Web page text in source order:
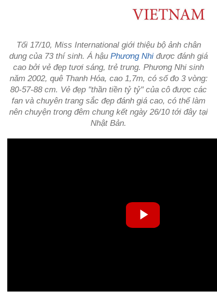
Tối 17/10, Miss International giới thiệu bộ ảnh chân
dung của 73 thí sinh. Á hậu Phương Nhi được đánh giá
cao bởi vẻ đẹp tươi sáng, trẻ trung. Phương Nhi sinh
năm 2002, quê Thanh Hóa, cao 1,7m, có số đo 3 vòng:
80-57-88 cm. Vẻ đẹp "thần tiền tỷ tỷ" của cô được các
fan và chuyên trang sắc đẹp đánh giá cao, có thể làm
nên chuyện trong đêm chung kết ngày 26/10 tới đây tại
Nhật Bản.